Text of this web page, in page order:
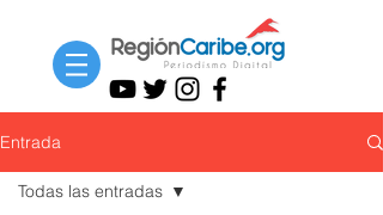
Entrada
Todas las entradas